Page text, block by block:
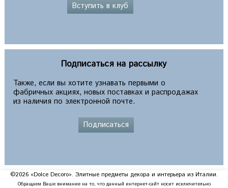
Вступить в клуб
Подписаться на рассылку
Также, если вы хотите узнавать первыми о
фабричных акциях, новых поставках и распродажах
из наличия по электронной почте.
Подписаться
©2026 «Dolce Decoro». Элитные предметы декора и интерьера из Италии.
Обращаем Ваше внимание на то, что данный интернет-сайт носит исключительно